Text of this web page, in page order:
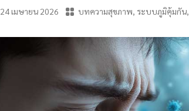
24 เมษายน 2026 บทความสุขภาพ, ระบบภูมิคุ้มกัน,